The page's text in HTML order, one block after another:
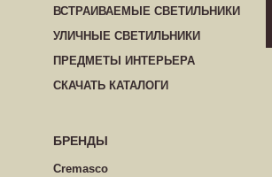
ВСТРАИВАЕМЫЕ СВЕТИЛЬНИКИ
УЛИЧНЫЕ СВЕТИЛЬНИКИ
ПРЕДМЕТЫ ИНТЕРЬЕРА
СКАЧАТЬ КАТАЛОГИ
БРЕНДЫ
Cremasco